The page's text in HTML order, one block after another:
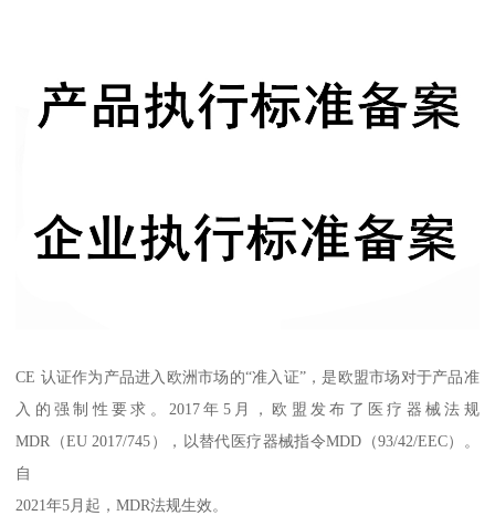
CE 认证作为产品进入欧洲市场的“准入证”，是欧盟市场对于产品准
入的强制性要求。2017年5月，欧盟发布了医疗器械法规
MDR（EU 2017/745），以替代医疗器械指令MDD（93/42/EEC）。
自
2021年5月起，MDR法规生效。